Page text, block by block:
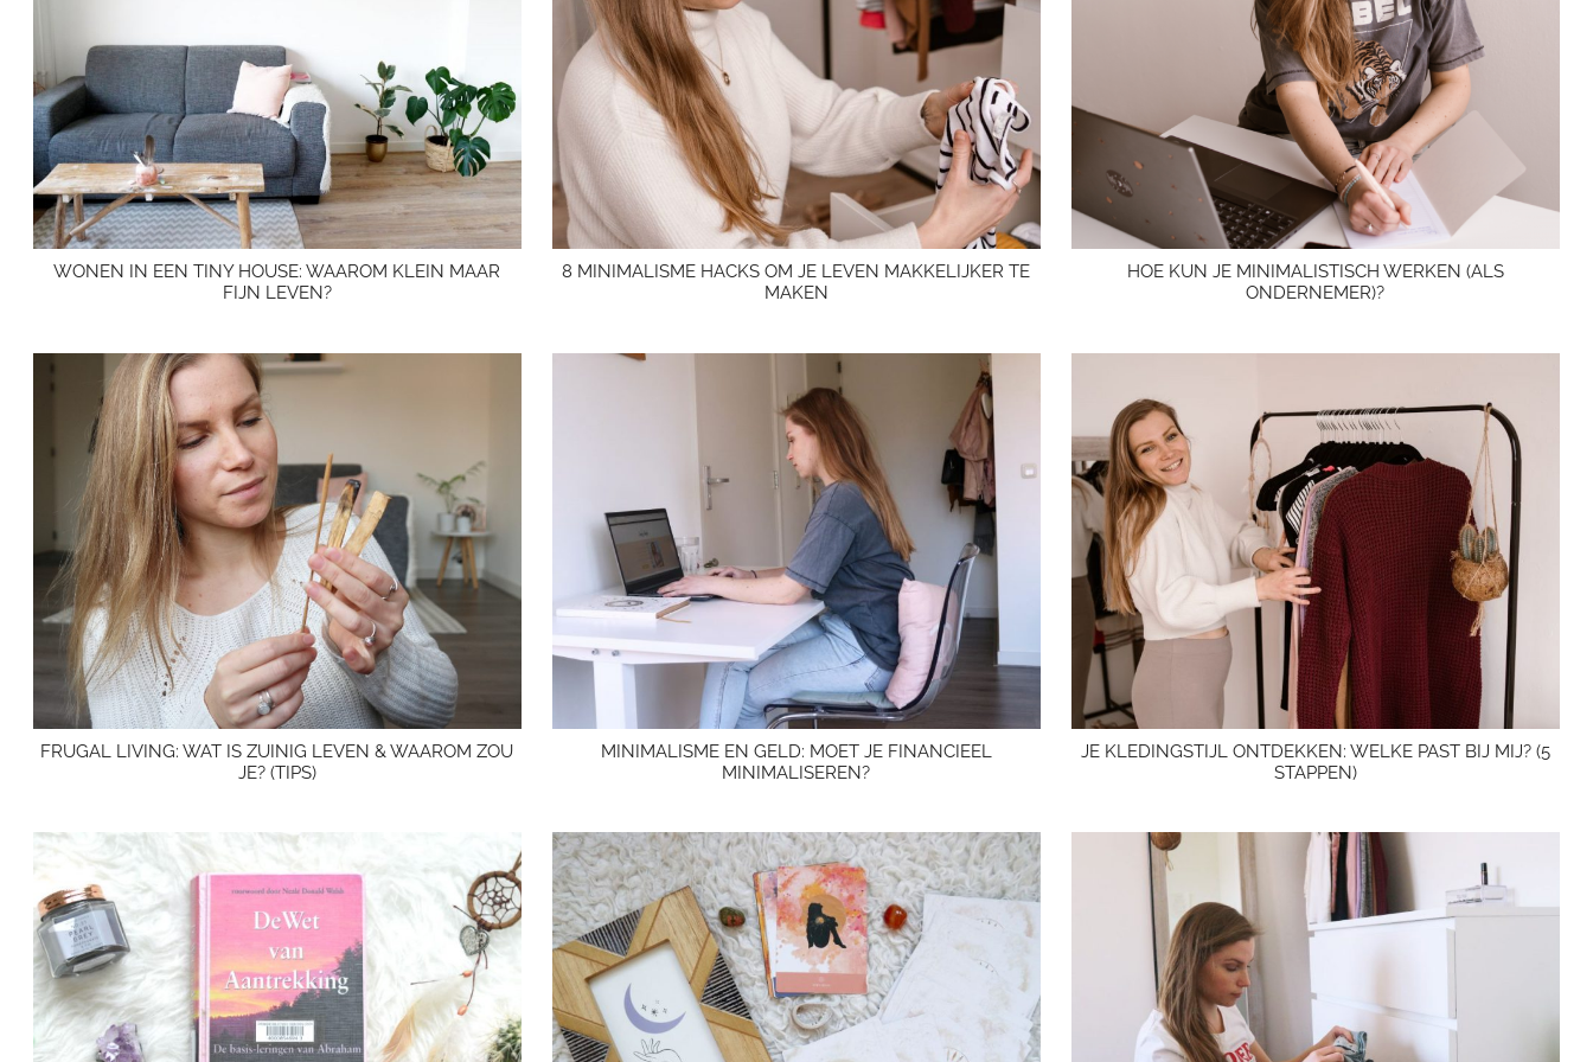
WONEN IN EEN TINY HOUSE: WAAROM KLEIN MAAR
FIJN LEVEN?
8 MINIMALISME HACKS OM JE LEVEN MAKKELIJKER TE
MAKEN
HOE KUN JE MINIMALISTISCH WERKEN (ALS
ONDERNEMER)?
FRUGAL LIVING: WAT IS ZUINIG LEVEN & WAAROM ZOU
JE? (TIPS)
MINIMALISME EN GELD: MOET JE FINANCIEEL
MINIMALISEREN?
JE KLEDINGSTIJL ONTDEKKEN: WELKE PAST BIJ MIJ? (5
STAPPEN)